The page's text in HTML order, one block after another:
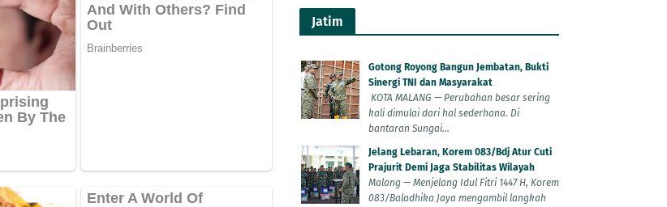
Jatim
Gotong Royong Bangun Jembatan, Bukti
Sinergi TNI dan Masyarakat
KOTA MALANG — Perubahan besar sering
kali dimulai dari hal sederhana. Di
bantaran Sungai...
Jelang Lebaran, Korem 083/Bdj Atur Cuti
Prajurit Demi Jaga Stabilitas Wilayah
Malang — Menjelang Idul Fitri 1447 H, Korem
083/Baladhika Jaya mengambil langkah